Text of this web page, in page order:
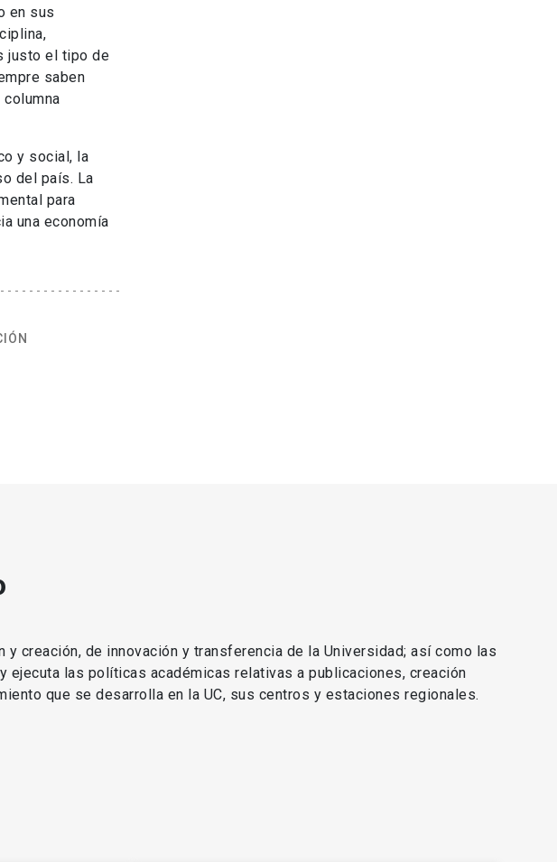
en sus
justo el tipo de
saben
y social, la
del país. La
para
una economía
creación, de innovación y transferencia de la Universidad; así como las
las políticas académicas relativas a publicaciones, creación
que se desarrolla en la UC, sus centros y estaciones regionales.